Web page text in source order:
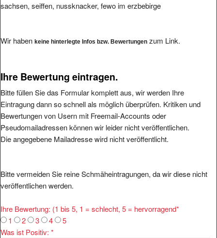
sachsen, seiffen, nussknacker, fewo im erzbebirge
Wir haben keine hinterlegte Infos bzw. Bewertungen zum Link.
Ihre Bewertung eintragen.
Bitte füllen Sie das Formular komplett aus, wir werden Ihre
Eintragung dann so schnell als möglich überprüfen. Kritiken und
Bewertungen von Usern mit Freemail-Accounts oder
Pseudomailadressen können wir leider nicht veröffentlichen.
Die angegebene Mailadresse wird nicht veröffentlicht.
Bitte vermeiden Sie reine Schmäheintragungen, da wir diese nicht
veröffentlichen werden.
Ihre Bewertung: (1 bis 5, 1 = schlecht, 5 = hervorragend*
1
2 3 4
5
Was ist Positiv: *